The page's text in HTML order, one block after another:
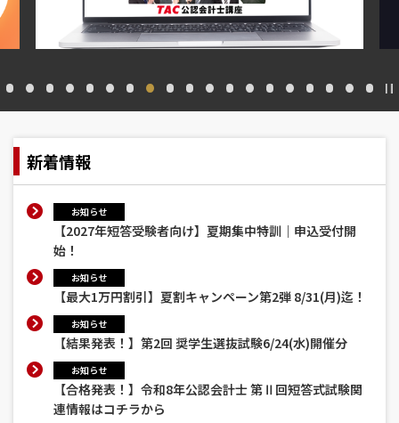
新着情報
お知らせ
【2027年短答受験者向け】夏期集中特訓｜申込受付開
始！
お知らせ
【最大1万円割引】夏割キャンペーン第2弾 8/31(月)迄！
お知らせ
【結果発表！】第2回 奨学生選抜試験6/24(水)開催分
お知らせ
【合格発表！】令和8年公認会計士 第Ⅱ回短答式試験関
連情報はコチラから